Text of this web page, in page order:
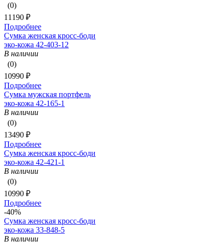
(0)
11190 ₽
Подробнее
Сумка женская кросс-боди
эко-кожа 42-403-12
В наличии
(0)
10990 ₽
Подробнее
Сумка мужская портфель
эко-кожа 42-165-1
В наличии
(0)
13490 ₽
Подробнее
Сумка женская кросс-боди
эко-кожа 42-421-1
В наличии
(0)
10990 ₽
Подробнее
-40%
Сумка женская кросс-боди
эко-кожа 33-848-5
В наличии